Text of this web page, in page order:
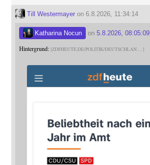
Till Westermayeron 6.8.2026, 11:34:14
Katharina Nocun on 5.8.2026, 08:05:09
Hintergrund: ZDFHEUTE.DE/POLITIK/DEUTSCHLAN